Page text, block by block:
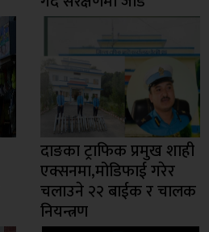
दाङका ट्राफिक प्रमुख शाही
एक्सनमा,मोडिफाई गरेर
चलाउने २२ बाईक र चालक
नियन्त्रण